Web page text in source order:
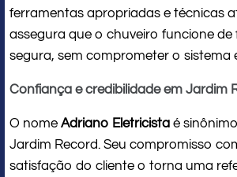
ferramentas apropriadas e técnicas
assegura que o chuveiro funcione de
segura, sem comprometer o sistema
Confiança e credibilidade em Jardim
O nome Adriano Eletricista é
Jardim Record. Seu compromisso
satisfação do cliente o torna uma